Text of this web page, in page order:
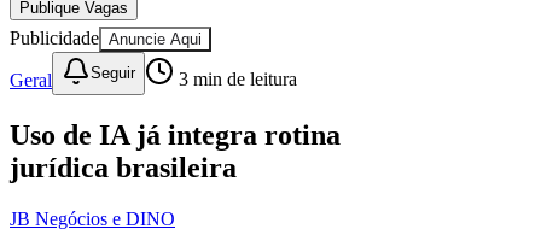
Educação
Bairros de Barueri
Selecione sua região Para notícias da sua região
AldeiaAldeia da SerraAldeia de Barueri
VistaCalifórnia Carapicuíba
Publique Vagas
Publicidade Anuncie Aqui
Geral Seguir 3 min de leitura
Uso de IA já integra rotina
jurídica brasileira
JB Negócios e DINO